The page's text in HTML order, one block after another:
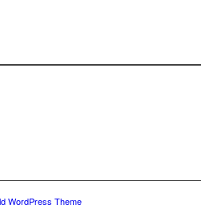
WordPress Theme